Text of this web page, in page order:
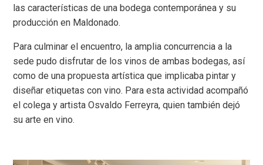
las características de una bodega contemporánea y su
producción en Maldonado.
Para culminar el encuentro, la amplia concurrencia a la
sede pudo disfrutar de los vinos de ambas bodegas, así
como de una propuesta artística que implicaba pintar y
diseñar etiquetas con vino. Para esta actividad acompañó
el colega y artista Osvaldo Ferreyra, quien también dejó
su arte en vino.